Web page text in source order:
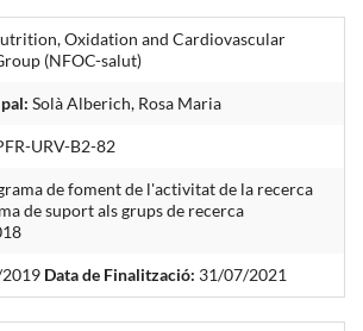
Oxidation and Cardiovascular
(NFOC-salut)
Solà Alberich, Rosa Maria
URV-B2-82
de foment de l'activitat de la recerca
de suport als grups de recerca
Data de Finalització: 31/07/2021